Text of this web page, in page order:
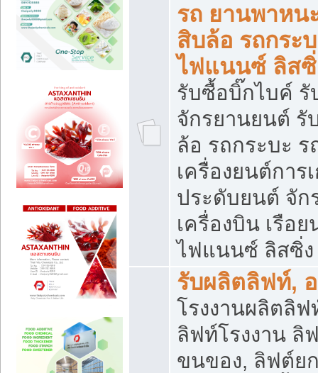
รถ ยานพาหน
สิบล้อ รถกระ
ไฟแนนซ์ ลิส
รับซื้อบิ๊กไบค์
จักรยานยนต์ รั
ล้อ รถกระบะ
เครื่องยนต์การ
ประดับยนต์ จัก
เครื่องบิน เรือ
ไฟแนนซ์ ลิสซิ่ง
รับผลิตลิฟท์,
โรงงานผลิตลิ
ลิฟท์โรงงาน ลิ
ขนของ, ลิฟต์ย